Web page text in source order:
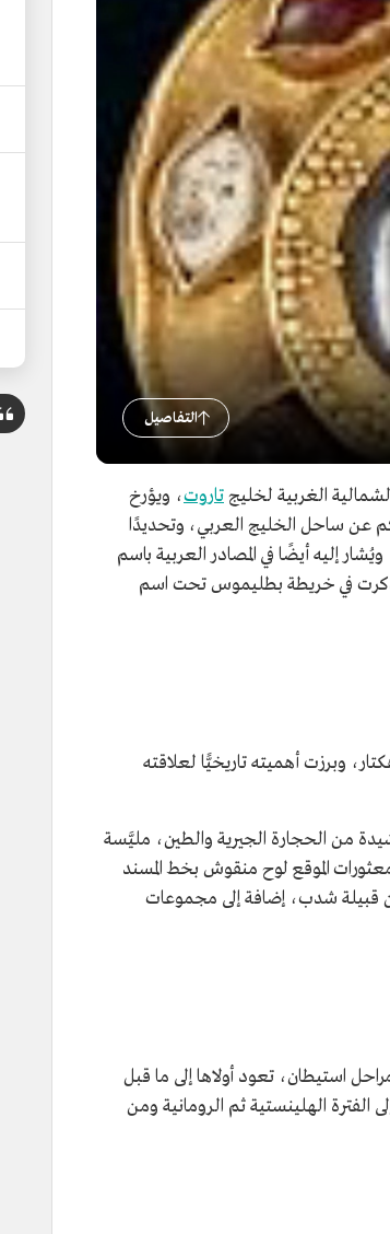
التفاصيل
الغربية لخليجتاروت، ويؤرخ
من القرن الرابع قبل الميلاد حتى القرن السادس الميلادي. يبعد الموقع 3 كم عن ساحل الخليج العربي، وتحديدًا
كم، ويُشار إليه أيضًا في المصادر العربية باسم
ذُكرت في خريطة بطليموس تحت اسم
تقدر مساحته بنحو 200 هكتار، وبرزت أهميته تاريخيًّا لعلاقته
من الحجارة الجيرية والطين، مليَّسة
الموقع لوح منقوش بخط المسند
قبيلة شدب، إضافة إلى مجموعات
استيطان، تعود أولاها إلى ما قبل
الفترة الهلينستية ثم الرومانية ومن